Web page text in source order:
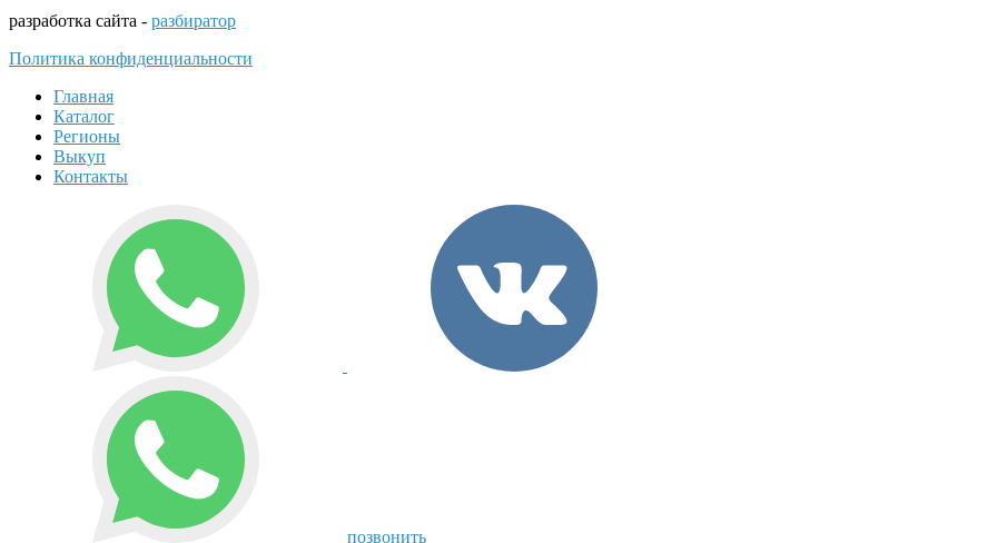
разработка сайта - разбиратор
Политика конфиденциальности
Главная
Каталог
Регионы
Выкуп
Контакты
позвонить